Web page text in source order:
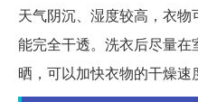
天气阴沉、湿度较高，衣
能完全干透。洗衣后尽量
晒，可以加快衣物的干燥速